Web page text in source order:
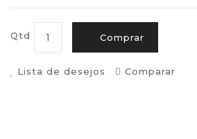
Qtd Comprar
Lista de desejos Comparar